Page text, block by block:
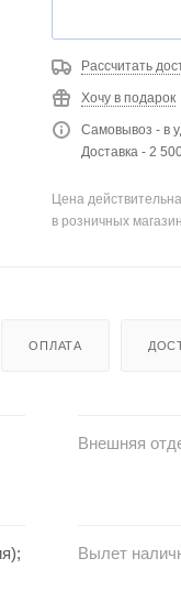
Рассчитать
Хочу в подарок
Самовывоз - в
Доставка - 2
Цена
в розничных
ОПЛАТА
Внешняя
Вылет